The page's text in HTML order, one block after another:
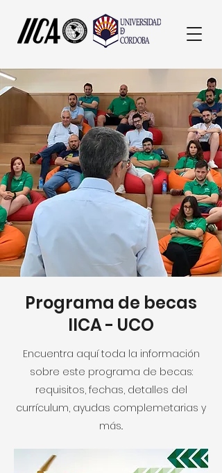
Programa de becas
IICA - UCO
Encuentra aquí toda la información
sobre este programa de becas:
requisitos, fechas, detalles del
currículum, ayudas complemetarias y
más..